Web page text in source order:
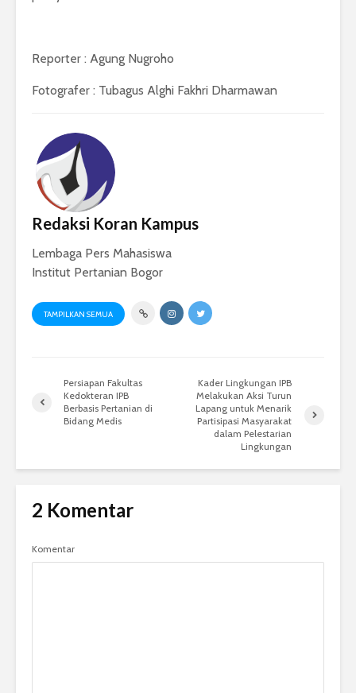
Reporter : Agung Nugroho
Fotografer : Tubagus Alghi Fakhri Dharmawan
Redaksi Koran Kampus
Lembaga Pers Mahasiswa
Institut Pertanian Bogor
TAMPILKAN SEMUA
Persiapan Fakultas
Kedokteran IPB
Berbasis Pertanian di
Bidang Medis
Kader Lingkungan IPB
Melakukan Aksi Turun
Lapang untuk Menarik
Partisipasi Masyarakat
dalam Pelestarian
Lingkungan
2 Komentar
Komentar